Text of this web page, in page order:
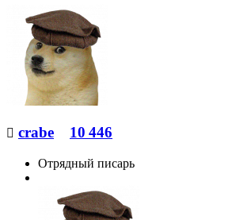
 crabe 10 446
Отрядный писарь